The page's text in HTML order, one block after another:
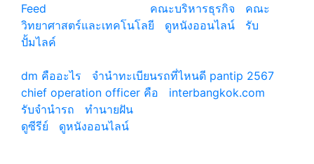
Feed
คณะบริหารธุรกิจ
คณะ
วิทยาศาสตร์และเทคโนโลยี
ดูหนังออนไลน์
รับ
ปั้มไลค์
dm คืออะไร
จํานําทะเบียนรถที่ไหนดี pantip 2567
chief operation officer คือ
interbangkok.com
รับจํานํารถ
ทํานายฝัน
ดูซีรีย์
ดูหนังออนไลน์